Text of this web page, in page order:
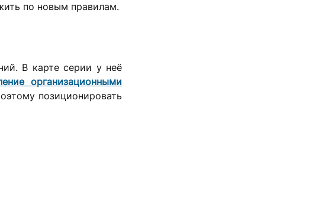
по новым правилам.
В карте серии у неё
организационными
позиционировать